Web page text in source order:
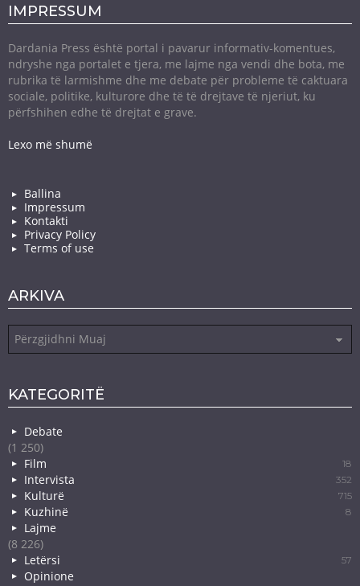
IMPRESSUM
Dardania Press është portal i pavarur informativ-komentues,
ndryshe nga portalet e tjera, me lajme nga vendi dhe bota, me
rubrika të larmishme dhe me debate për probleme të caktuara
sociale, politike, kulturore dhe të të drejtave të njeriut, ku
përfshihen edhe të drejtat e grave.
Lexo më shumë
Ballina
Impressum
Kontakti
Privacy Policy
Terms of use
ARKIVA
KATEGORITË
Debate
(1 250)
Film
18
Intervista 352
Kulturë 715
Kuzhinë 8
Lajme
(8 226)
Letërsi
57
Opinione